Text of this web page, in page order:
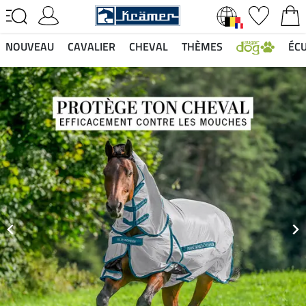
NOUVEAU CAVALIER CHEVAL THÈMES